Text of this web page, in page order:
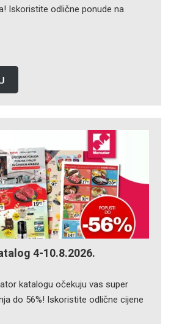
Iskoristite odlične ponude na
4-10.8.2026.
katalogu očekuju vas super
do 56%! Iskoristite odlične cijene